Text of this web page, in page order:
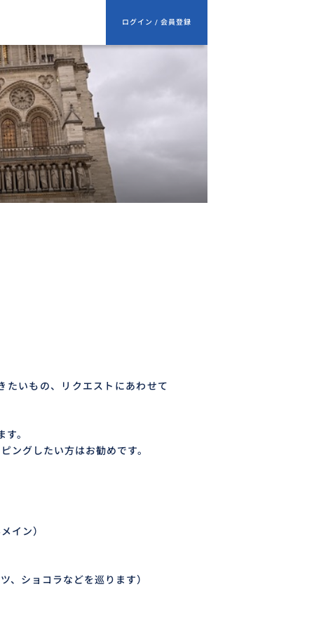
ログイン / 会員登録
たいもの、リクエストにあわせて
。
ングしたい方はお勧めです。
イン）
、ショコラなどを巡ります）